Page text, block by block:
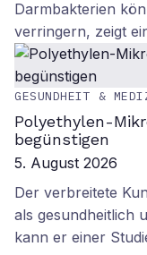
Darmbakterien
verringern, zeigt
GESUNDHEIT &
Polyethylen-
begünstigen
5. August 2026
Der verbreitete
als gesundheitlich
kann er einer